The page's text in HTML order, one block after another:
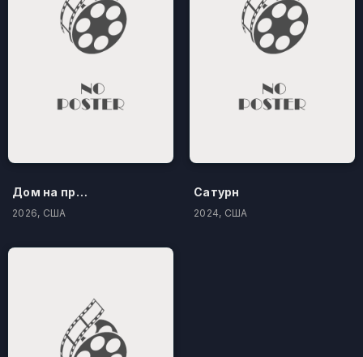
Дом на проклятом холме
2026, США
Сатурн
2024, США